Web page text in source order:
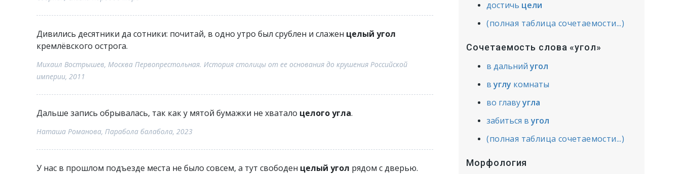
Дивились десятники да сотники: почитай, в одно утро был срублен и слажен целый угол
кремлёвского острога.
Михаил Вострышев, Москва Первопрестольная. История столицы от ее основания до крушения Российской
империи, 2011
Дальше запись обрывалась, так как у мятой бумажки не хватало целого угла.
Наташа Романова, Парабола балабола, 2023
У нас в прошлом подъезде места не было совсем, а тут свободен целый угол рядом с дверью.
достичь цели
(полная таблица сочетаемости...)
Сочетаемость слова «угол»
в дальнийугол
вуглу комнаты
во главуугла
забиться вугол
(полная таблица сочетаемости...)
Морфология